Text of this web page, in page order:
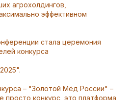
агрохолдингов,
эффективном
стала церемония
конкурса
– "Золотой Мёд России" –
просто конкурс, это платформа,